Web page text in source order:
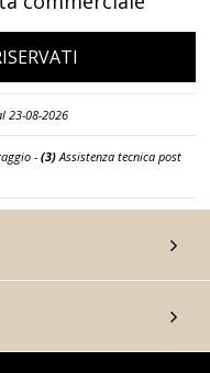
23-08-2026
-(3)Assistenza tecnica post